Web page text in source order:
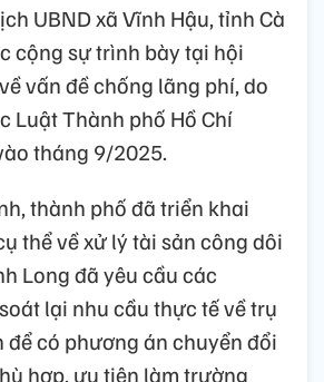
UBND xã Vĩnh Hậu, tỉnh Cà
cộng sự trình bày tại hội
vấn đề chống lãng phí, do
Luật Thành phố Hồ Chí
tháng 9/2025.
thành phố đã triển khai
thể về xử lý tài sản công dôi
Long đã yêu cầu các
lại nhu cầu thực tế về trụ
để có phương án chuyển đổi
hợp, ưu tiên làm trường